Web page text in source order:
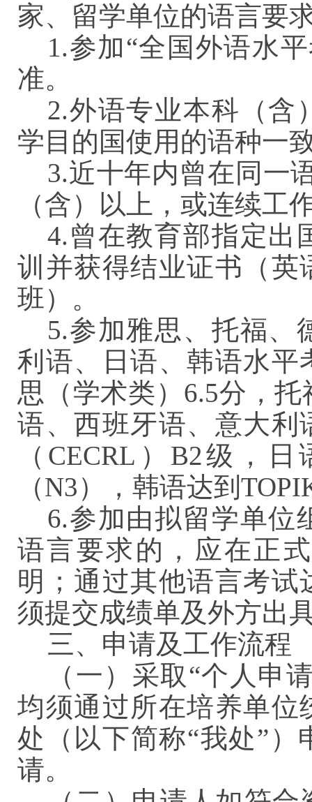
家、留学单位的语言要
1.参加“全国外语水
准。
2.外语专业本科（含
学目的国使用的语种一
3.近十年内曾在同一
（含）以上，或连续工
4.曾在教育部指定出
训并获得结业证书（英
班）。
5.参加雅思、托福、
利语、日语、韩语水平
思（学术类）6.5分，
语、西班牙语、意大利
（CECRL）B2级，
（N3），韩语达到
6.参加由拟留学单位
语言要求的，应在正
明；通过其他语言考
须提交成绩单及外方出
三、申请及工作流程
（一）采取“个人申
均须通过所在培养单位
处（以下简称“我处”
请。